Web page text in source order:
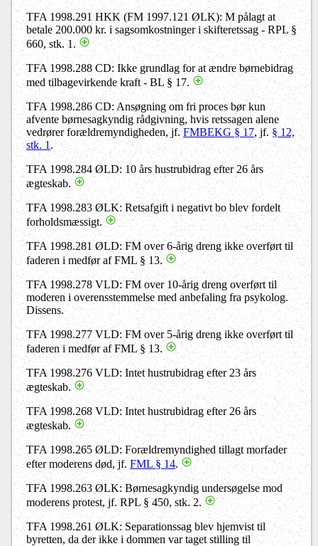
TFA 1998.291 HKK (FM 1997.121 ØLK): M pålagt at
betale 200.000 kr. i sagsomkostninger i skifteretssag - RPL §
660, stk. 1.
TFA 1998.288 CD: Ikke grundlag for at ændre børnebidrag
med tilbagevirkende kraft - BL § 17.
TFA 1998.286 CD: Ansøgning om fri proces bør kun
afvente børnesagkyndig rådgivning, hvis retssagen alene
vedrører forældremyndigheden, jf.FMBEKG § 17, jf.§ 12,
stk. 1.
TFA 1998.284 ØLD: 10 års hustrubidrag efter 26 års
ægteskab.
TFA 1998.283 ØLK: Retsafgift i negativt bo blev fordelt
forholdsmæssigt.
TFA 1998.281 ØLD: FM over 6-årig dreng ikke overført til
faderen i medfør af FML § 13.
TFA 1998.278 VLD: FM over 10-årig dreng overført til
moderen i overensstemmelse med anbefaling fra psykolog.
Dissens.
TFA 1998.277 VLD: FM over 5-årig dreng ikke overført til
faderen i medfør af FML § 13.
TFA 1998.276 VLD: Intet hustrubidrag efter 23 års
ægteskab.
TFA 1998.268 VLD: Intet hustrubidrag efter 26 års
ægteskab.
TFA 1998.265 ØLD: Forældremyndighed tillagt morfader
efter moderens død, jf.FML § 14.
TFA 1998.263 ØLK: Børnesagkyndig undersøgelse mod
moderens protest, jf. RPL § 450, stk. 2.
TFA 1998.261 ØLK: Separationssag blev hjemvist til
byretten, da der ikke i dommen var taget stilling til